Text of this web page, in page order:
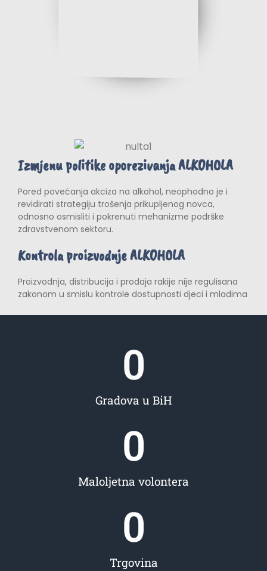
Izmjenu politike oporezivanja ALKOHOLA
Pored povećanja akciza na alkohol, neophodno je i
revidirati strategiju trošenja prikupljenog novca,
odnosno osmisliti i pokrenuti mehanizme podrške
zdravstvenom sektoru.
Kontrola proizvodnje ALKOHOLA
Proizvodnja, distribucija i prodaja rakije nije regulisana
zakonom u smislu kontrole dostupnosti djeci i mladima
Gradova u BiH
0
Maloljetna volontera
0
Trgovina
0